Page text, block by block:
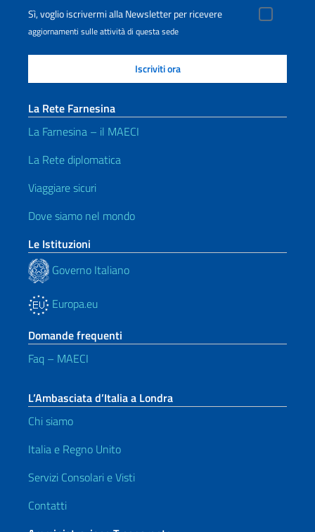
Sì, voglio iscrivermi alla Newsletter per ricevere
aggiornamenti sulle attività di questa sede
La Rete Farnesina
La Farnesina – il MAECI
La Rete diplomatica
Viaggiare sicuri
Dove siamo nel mondo
Le Istituzioni
Governo Italiano
Europa.eu
Domande frequenti
Faq – MAECI
L’Ambasciata d’Italia a Londra
Chi siamo
Italia e Regno Unito
Servizi Consolari e Visti
Contatti